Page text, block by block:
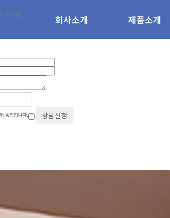
동의합니다. 상담신청
회사소개 제품소개